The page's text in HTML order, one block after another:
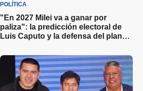
POLÍTICA
"En 2027 Milei va a ganar por
paliza": la predicción electoral de
Luis Caputo y la defensa del plan